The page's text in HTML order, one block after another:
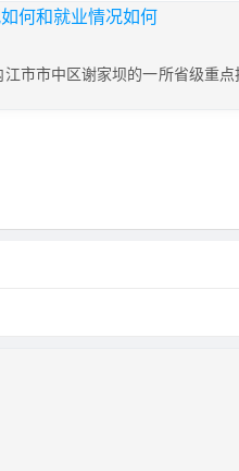
何和就业情况如何
市市中区谢家坝的一所省级重